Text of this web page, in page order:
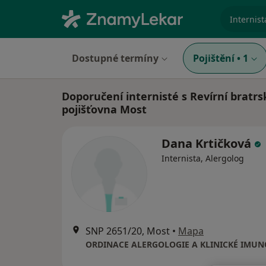
Dostupné termíny Pojištění • 1
Doporučení internisté s Revírní
pojišťovna Most
Dana Krtičková
Internista, Alergolog
SNP 2651/20, Most • Mapa
ORDINACE ALERGOLOGIE A KLINICKÉ